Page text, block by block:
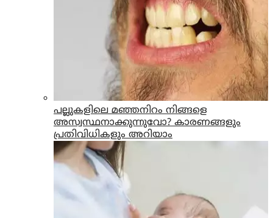
പല്ലുകളിലെ മഞ്ഞനിറം നിങ്ങളെ
അസ്വസ്ഥനാക്കുന്നുവോ? കാരണങ്ങളും
പ്രതിവിധികളും അറിയാം